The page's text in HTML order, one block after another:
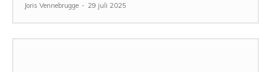
Joris Vennebrugge - 29 juli 2025